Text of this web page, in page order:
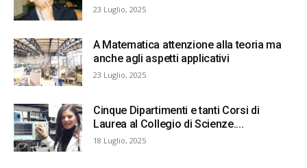
23 Luglio, 2025
A Matematica attenzione alla teoria ma
anche agli aspetti applicativi
23 Luglio, 2025
Cinque Dipartimenti e tanti Corsi di
Laurea al Collegio di Scienze....
18 Luglio, 2025